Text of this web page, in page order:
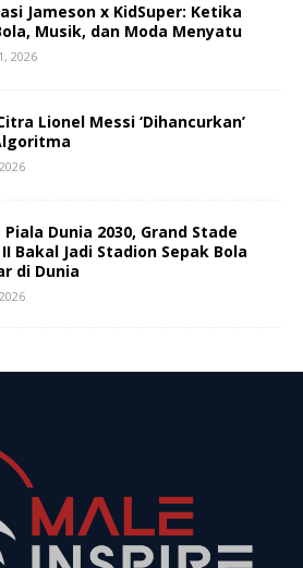
Jameson x KidSuper: Ketika
Musik, dan Moda Menyatu
2026
Lionel Messi ‘Dihancurkan’
Dunia 2030, Grand Stade
Bakal Jadi Stadion Sepak Bola
di Dunia